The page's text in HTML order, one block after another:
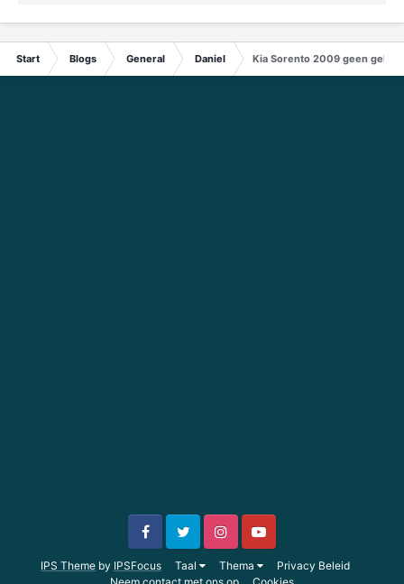
Start Blogs General Daniel Kia Sorento 2009 geen geluid
IPS Theme by IPSFocus Taal Thema
Privacy Beleid